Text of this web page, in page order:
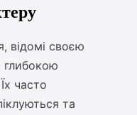
відомі своєю
глибокою
часто
та